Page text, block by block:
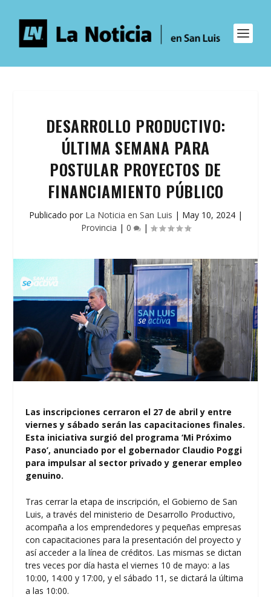
DESARROLLO PRODUCTIVO:
ÚLTIMA SEMANA PARA
POSTULAR PROYECTOS DE
FINANCIAMIENTO PÚBLICO
Publicado por La Noticia en San Luis | May 10, 2024|
Provincia | 0 |
Las inscripciones cerraron el 27 de abril y entre
viernes y sábado serán las capacitaciones finales.
Esta iniciativa surgió del programa ‘Mi Próximo
Paso’, anunciado por el gobernador Claudio Poggi
para impulsar al sector privado y generar empleo
genuino.
Tras cerrar la etapa de inscripción, el Gobierno de San
Luis, a través del ministerio de Desarrollo Productivo,
acompaña a los emprendedores y pequeñas empresas
con capacitaciones para la presentación del proyecto y
así acceder a la línea de créditos. Las mismas se dictan
tres veces por día hasta el viernes 10 de mayo: a las
10:00, 14:00 y 17:00, y el sábado 11, se dictará la última
a las 10:00.